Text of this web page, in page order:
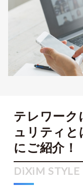
テレワーク
ュリティと
にご紹介！